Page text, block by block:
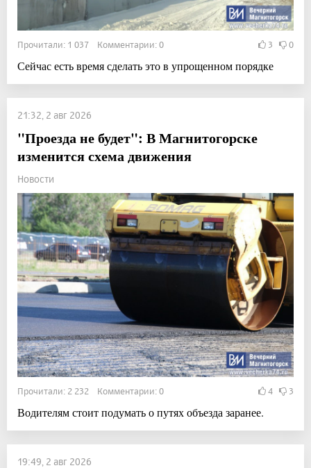
Прочитали: 1 037 Комментарии: 0 3 0
Сейчас есть время сделать это в упрощенном порядке
21:32, 2 авг 2026
"Проезда не будет": В Магнитогорске
изменится схема движения
Новости
Прочитали: 2 232 Комментарии: 0 4 3
Водителям стоит подумать о путях объезда заранее.
19:49, 2 авг 2026